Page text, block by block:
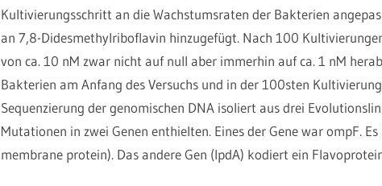
Kultivierungsschritt an die Wachstumsraten der Bakterien
an 7,8-Didesmethylriboflavin hinzugefügt. Nach 100
von ca. 10 nM zwar nicht auf null aber immerhin auf ca. 1 nM
Bakterien am Anfang des Versuchs und in der 100sten
Sequenzierung der genomischen DNA isoliert aus drei
Mutationen in zwei Genen enthielten. Eines der Gene war ompF.
membrane protein). Das andere Gen (lpdA) kodiert ein